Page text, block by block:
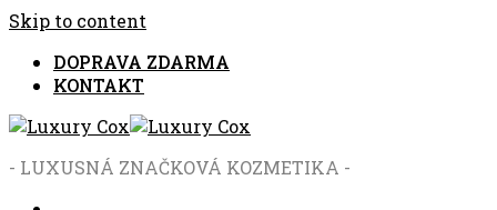
Skip to content
DOPRAVA ZDARMA
KONTAKT
- LUXUSNÁ ZNAČKOVÁ KOZMETIKA -